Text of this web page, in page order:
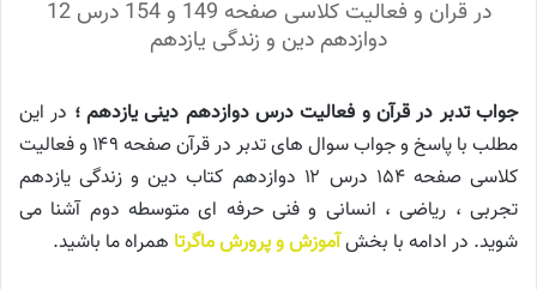
در قران و فعالیت کلاسی صفحه 149 و 154 درس 12
دوازدهم دین و زندگی یازدهم
جواب تدبر در قرآن و فعالیت درس دوازدهم دینی یازدهم ؛ در این
مطلب با پاسخ و جواب سوال های تدبر در قرآن صفحه ۱۴۹ و فعالیت
کلاسی صفحه ۱۵۴ درس ۱۲ دوازدهم کتاب دین و زندگی یازدهم
تجربی ، ریاضی ، انسانی و فنی حرفه ای متوسطه دوم آشنا می
شوید. در ادامه با بخشآموزش و پرورش ماگرتا همراه ما باشید.